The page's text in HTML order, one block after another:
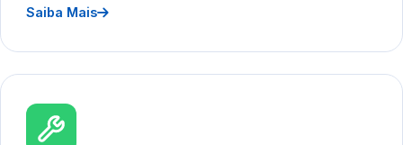
Saiba Mais